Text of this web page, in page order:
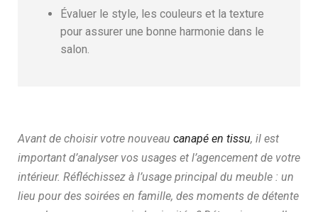
Évaluer le style, les couleurs et la texture
pour assurer une bonne harmonie dans le
salon.
Avant de choisir votre nouveau canapé en tissu, il est
important d’analyser vos usages et l’agencement de votre
intérieur. Réfléchissez à l’usage principal du meuble : un
lieu pour des soirées en famille, des moments de détente